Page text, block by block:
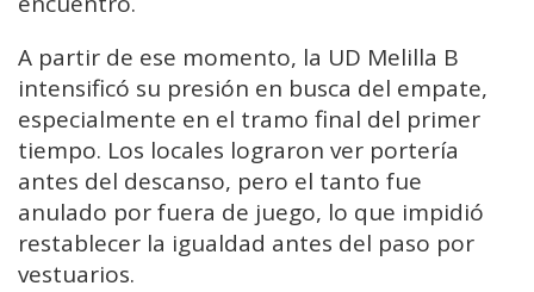
A partir de ese momento, la UD Melilla B
intensificó su presión en busca del empate,
especialmente en el tramo final del primer
tiempo. Los locales lograron ver portería
antes del descanso, pero el tanto fue
anulado por fuera de juego, lo que impidió
restablecer la igualdad antes del paso por
vestuarios.